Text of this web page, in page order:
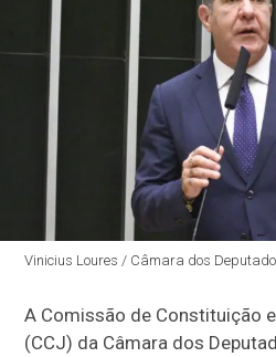
Vinicius Loures / Câmara dos
A Comissão de Constituição
(CCJ) da Câmara dos